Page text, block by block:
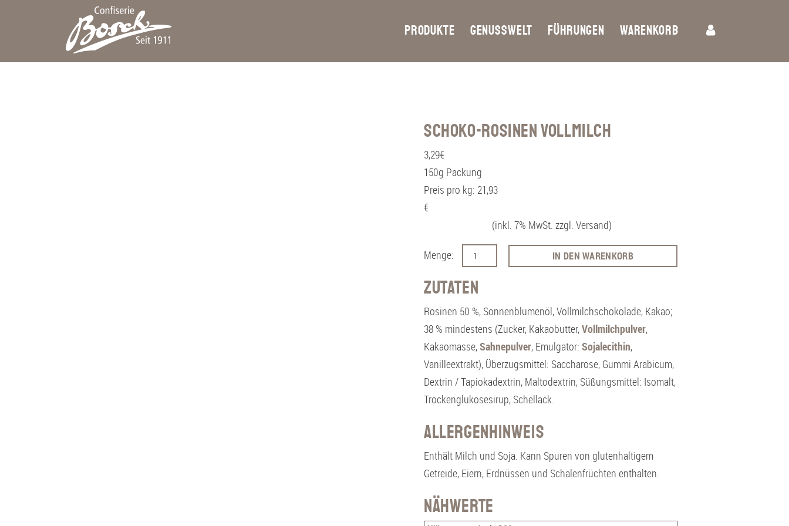
PRODUKTE GENUSSWELT FÜHRUNGEN WARENKORB
Schoko-Rosinen Vollmilch
3,29€
150g Packung
Preis pro kg: 21,93
€
(inkl. 7% MwSt. zzgl. Versand)
c
h
o
k
-
R
o
i
e
n
V
o
IN DEN WARENKORB
Zutaten
Rosinen 50 %, Sonnenblumenöl, Vollmilchschokolade, Kakao;
38 % mindestens (Zucker, Kakaobutter,Vollmilchpulver,
Kakaomasse,Sahnepulver, Emulgator: Sojalecithin,
Vanilleextrakt), Überzugsmittel: Saccharose, Gummi Arabicum,
Dextrin / Tapiokadextrin, Maltodextrin, Süßungsmittel: Isomalt,
Trockenglukosesirup, Schellack.
Allergenhinweis
Enthält Milch und Soja. Kann Spuren von glutenhaltigem
Getreide, Eiern, Erdnüssen und Schalenfrüchten enthalten.
Nähwerte